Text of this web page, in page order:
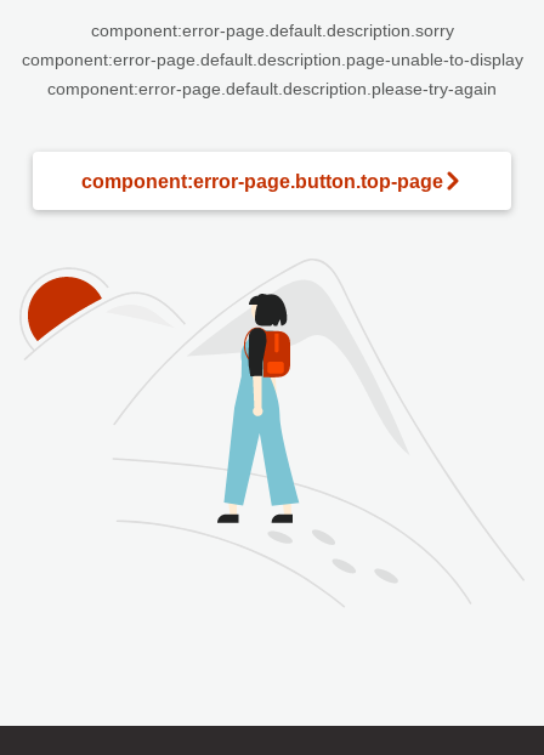
component:error-page.default.description.sorry
component:error-page.default.description.page-unable-to-display
component:error-page.default.description.please-try-again
component:error-page.button.top-page